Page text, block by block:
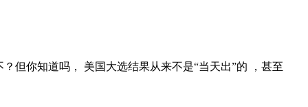
但你知道吗， 美国大选结果从来不是“当天出”的 ，甚至